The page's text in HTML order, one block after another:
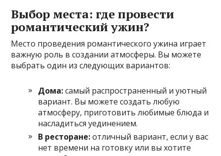
Выбор места: где провести
романтический ужин?
Место проведения романтического ужина играет
важную роль в создании атмосферы. Вы можете
выбрать один из следующих вариантов:
Дома:самый распространенный и уютный
вариант. Вы можете создать любую
атмосферу, приготовить любимые блюда и
насладиться уединением.
В ресторане:отличный вариант, если у вас
нет времени на готовку или вы хотите